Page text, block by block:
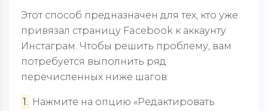
Этот способ предназначен для тех, кто уже
привязал страницу Facebook к аккаунту
Инстаграм. Чтобы решить проблему, вам
потребуется выполнить ряд
перечисленных ниже шагов:
1. Нажмите на опцию «Редактировать